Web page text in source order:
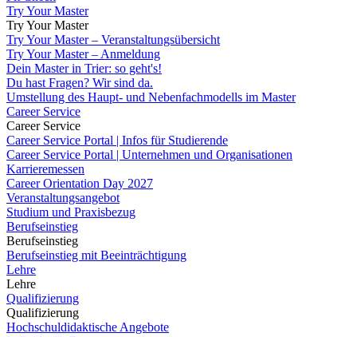
Try Your Master
Try Your Master
Try Your Master – Veranstaltungsübersicht
Try Your Master – Anmeldung
Dein Master in Trier: so geht's!
Du hast Fragen? Wir sind da.
Umstellung des Haupt- und Nebenfachmodells im Master
Career Service
Career Service
Career Service Portal | Infos für Studierende
Career Service Portal | Unternehmen und Organisationen
Karrieremessen
Career Orientation Day 2027
Veranstaltungsangebot
Studium und Praxisbezug
Berufseinstieg
Berufseinstieg
Berufseinstieg mit Beeinträchtigung
Lehre
Lehre
Qualifizierung
Qualifizierung
Hochschuldidaktische Angebote